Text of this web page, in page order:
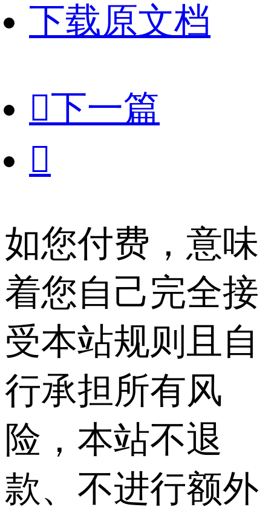
下载原文档
下一篇

如您付费，意味
着您自己完全接
受本站规则且自
行承担所有风
险，本站不退
款、不进行额外